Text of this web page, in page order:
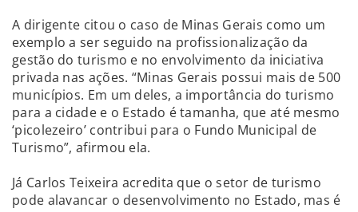
A dirigente citou o caso de Minas Gerais como um
exemplo a ser seguido na profissionalização da
gestão do turismo e no envolvimento da iniciativa
privada nas ações. “Minas Gerais possui mais de 500
municípios. Em um deles, a importância do turismo
para a cidade e o Estado é tamanha, que até mesmo
‘picolezeiro’ contribui para o Fundo Municipal de
Turismo”, afirmou ela.
Já Carlos Teixeira acredita que o setor de turismo
pode alavancar o desenvolvimento no Estado, mas é